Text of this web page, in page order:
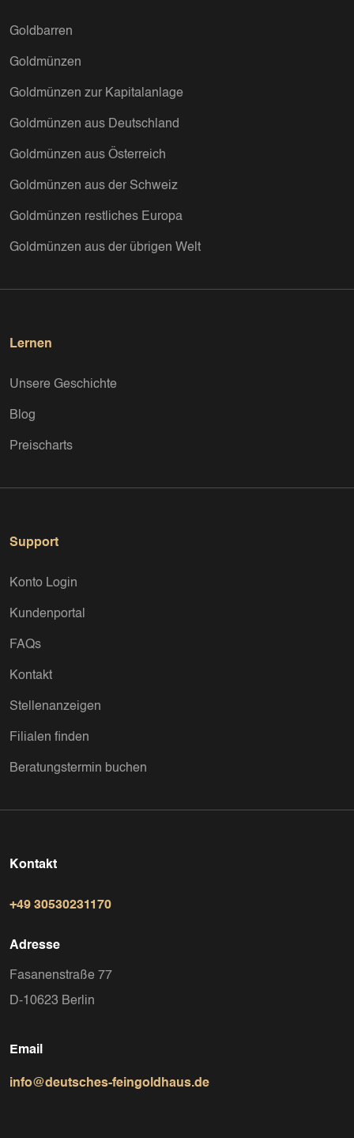
Goldbarren
Goldmünzen
Goldmünzen zur Kapitalanlage
Goldmünzen aus Deutschland
Goldmünzen aus Österreich
Goldmünzen aus der Schweiz
Goldmünzen restliches Europa
Goldmünzen aus der übrigen Welt
Lernen
Unsere Geschichte
Blog
Preischarts
Support
Konto Login
Kundenportal
FAQs
Kontakt
Stellenanzeigen
Filialen finden
Beratungstermin buchen
Kontakt
+49 30530231170
Adresse
Fasanenstraße 77
D-10623 Berlin
Email
info@deutsches-feingoldhaus.de